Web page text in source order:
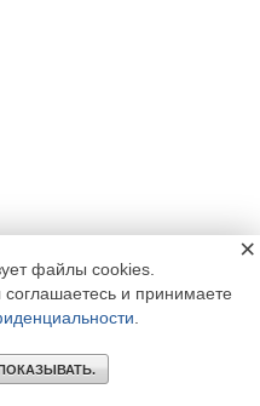
файлы cookies.
и принимаете
×